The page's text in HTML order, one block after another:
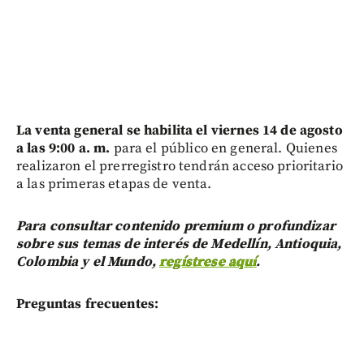
La venta general se habilita el viernes 14 de agosto
a las 9:00 a. m. para el público en general. Quienes
realizaron el prerregistro tendrán acceso prioritario
a las primeras etapas de venta.
Para consultar contenido premium o profundizar
sobre sus temas de interés de Medellín, Antioquia,
Colombia y el Mundo,regístrese aquí.
Preguntas frecuentes: